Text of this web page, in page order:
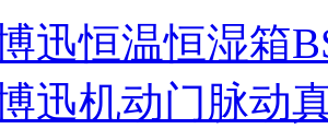
迅恒温恒湿箱
博迅机动门脉动